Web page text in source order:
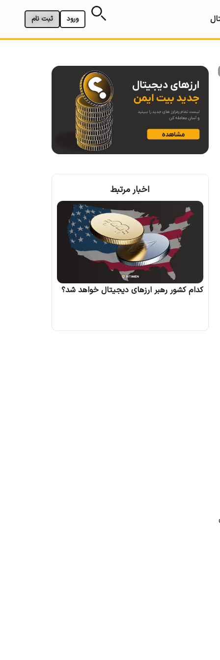
ثبت نام ورود
اخبار مرتبط
کدام کشور رهبر ارزهای دیجیتال خواهد شد؟